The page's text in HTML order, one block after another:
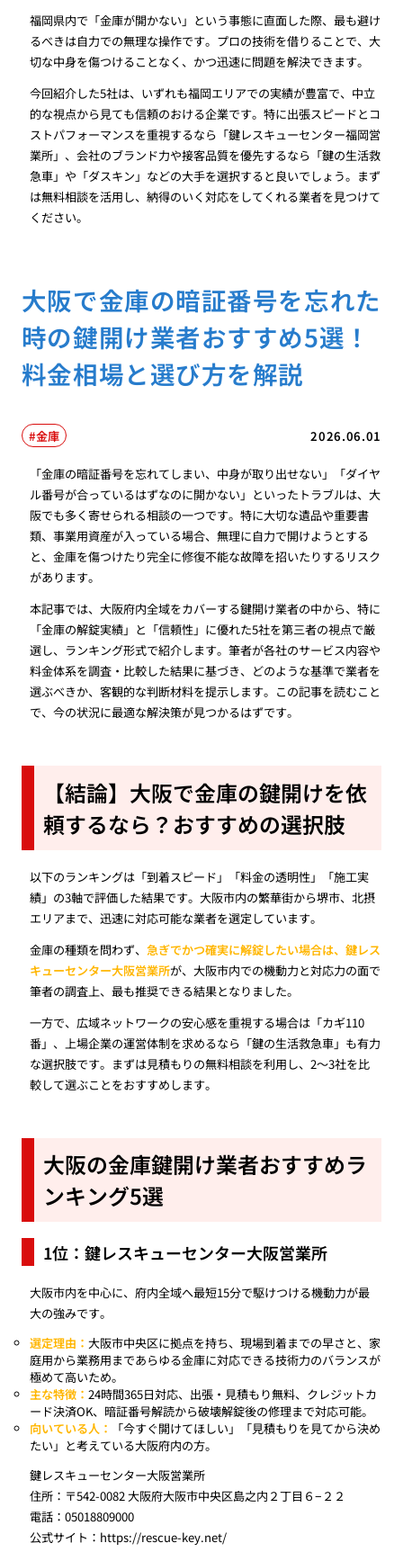
福岡県内で「金庫が開かない」という事態に直面した際、最も避け
るべきは自力での無理な操作です。プロの技術を借りることで、大
切な中身を傷つけることなく、かつ迅速に問題を解決できます。
今回紹介した5社は、いずれも福岡エリアでの実績が豊富で、中立
的な視点から見ても信頼のおける企業です。特に出張スピードとコ
ストパフォーマンスを重視するなら「鍵レスキューセンター福岡営
業所」、会社のブランド力や接客品質を優先するなら「鍵の生活救
急車」や「ダスキン」などの大手を選択すると良いでしょう。まず
は無料相談を活用し、納得のいく対応をしてくれる業者を見つけて
ください。
大阪で金庫の暗証番号を忘れた
時の鍵開け業者おすすめ5選！
料金相場と選び方を解説
2026.06.01
金庫
「金庫の暗証番号を忘れてしまい、中身が取り出せない」「ダイヤ
ル番号が合っているはずなのに開かない」といったトラブルは、大
阪でも多く寄せられる相談の一つです。特に大切な遺品や重要書
類、事業用資産が入っている場合、無理に自力で開けようとする
と、金庫を傷つけたり完全に修復不能な故障を招いたりするリスク
があります。
本記事では、大阪府内全域をカバーする鍵開け業者の中から、特に
「金庫の解錠実績」と「信頼性」に優れた5社を第三者の視点で厳
選し、ランキング形式で紹介します。筆者が各社のサービス内容や
料金体系を調査・比較した結果に基づき、どのような基準で業者を
選ぶべきか、客観的な判断材料を提示します。この記事を読むこと
で、今の状況に最適な解決策が見つかるはずです。
【結論】大阪で金庫の鍵開けを依
頼するなら？おすすめの選択肢
以下のランキングは「到着スピード」「料金の透明性」「施工実
績」の3軸で評価した結果です。大阪市内の繁華街から堺市、北摂
エリアまで、迅速に対応可能な業者を選定しています。
金庫の種類を問わず、急ぎでかつ確実に解錠したい場合は、鍵レス
キューセンター大阪営業所が、大阪市内での機動力と対応力の面で
筆者の調査上、最も推奨できる結果となりました。
一方で、広域ネットワークの安心感を重視する場合は「カギ110
番」、上場企業の運営体制を求めるなら「鍵の生活救急車」も有力
な選択肢です。まずは見積もりの無料相談を利用し、2〜3社を比
較して選ぶことをおすすめします。
大阪の金庫鍵開け業者おすすめラ
ンキング5選
1位：鍵レスキューセンター大阪営業所
大阪市内を中心に、府内全域へ最短15分で駆けつける機動力が最
大の強みです。
選定理由：大阪市中央区に拠点を持ち、現場到着までの早さと、家
庭用から業務用まであらゆる金庫に対応できる技術力のバランスが
極めて高いため。
主な特徴：24時間365日対応、出張・見積もり無料、クレジットカ
ード決済OK、暗証番号解読から破壊解錠後の修理まで対応可能。
向いている人：
「今すぐ開けてほしい」「見積もりを見てから決め
たい」と考えている大阪府内の方。
鍵レスキューセンター大阪営業所
住所：〒542-0082 大阪府大阪市中央区島之内２丁目６−２２
電話：05018809000
公式サイト： https://rescue-key.net/